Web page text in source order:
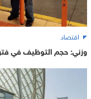
اقتصاد
وزني: حجم التوظيف في